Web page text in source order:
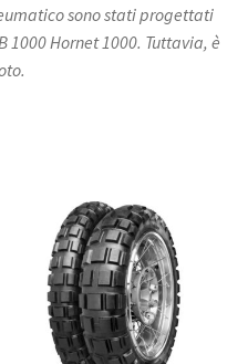
sono stati progettati
1000 Hornet 1000. Tuttavia, è